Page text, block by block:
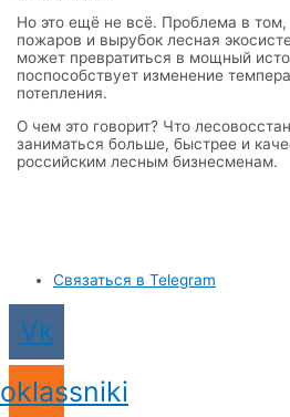
Но это ещё не всё. Проблема в
пожаров и вырубок лесная
может превратиться в мощный
поспособствует изменение
потепления.
О чем это говорит? Что
заниматься больше, быстрее и
российским лесным бизнесменам.
Связаться в Telegram
Vk